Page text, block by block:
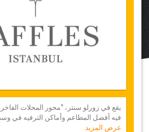
يقع في زورلو سنتر، "محور المحلات
فيه أفضل المطاعم وأماكن الترفيه في وسط
عرض المزيد